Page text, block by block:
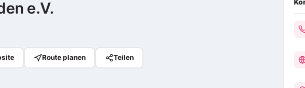
e.V.
Route planen Teilen